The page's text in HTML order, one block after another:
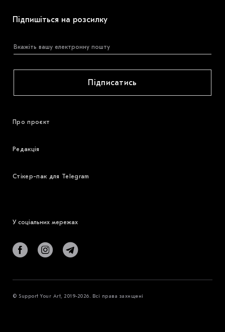
Підпишіться на розсилку
Підписатись
Про проєкт
Редакція
Стікер-пак для Telegram
У соціальних мережах
© Support Your Art, 2019-2026. Всі права захищені